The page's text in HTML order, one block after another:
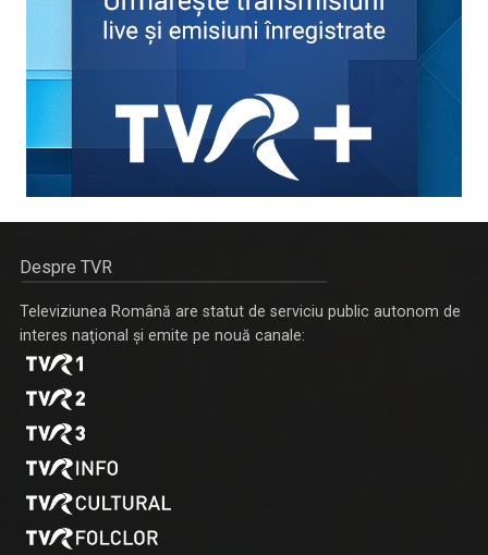
Despre TVR
Televiziunea Română are statut de serviciu public autonom de
interes naţional şi emite pe nouă canale: